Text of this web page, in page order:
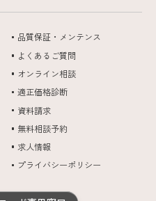
品質保証・メンテンス
よくあるご質問
オンライン相談
適正価格診断
資料請求
無料相談予約
求人情報
プライバシーポリシー